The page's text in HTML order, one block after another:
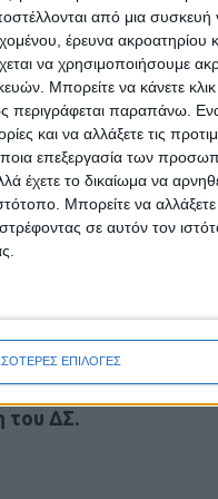
από μια συσκευή
έρευνα ακροατηρίου
να χρησιμοποιήσουμε
Μπορείτε να κάνετε κλικ
περιγράφεται παραπάνω.
και να αλλάξετε τις
επεξεργασία των
έχετε το δικαίωμα να
Μπορείτε να
σε αυτόν τον
ΕΠΙΛΟΓΕΣ
φορές εκτός
γνώση και
τις αξίες μας, μια
πυξίδα την αγάπη,
να
συνθήκες.
αφήνει ένα
ενδιάμεσος
χέρια μας τη
και ενωτικό
δύσκολη
συμπόρευση
του ΔΣ.